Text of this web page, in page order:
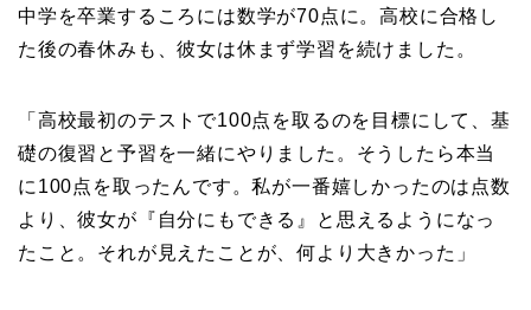
中学を卒業するころには数学が70点に。高校に合格し
た後の春休みも、彼女は休まず学習を続けました。
「高校最初のテストで100点を取るのを目標にして、基
礎の復習と予習を一緒にやりました。そうしたら本当
に100点を取ったんです。私が一番嬉しかったのは点数
より、彼女が『自分にもできる』と思えるようになっ
たこと。それが見えたことが、何より大きかった」